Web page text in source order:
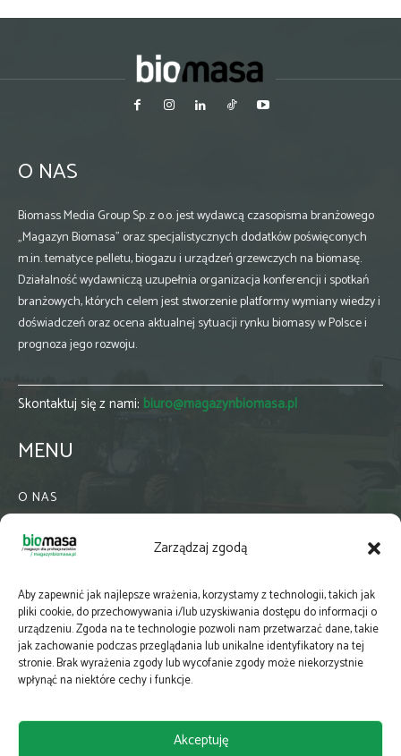
Zarządzaj zgodą
Aby zapewnić jak najlepsze wrażenia, korzystamy z technologii, takich jak
pliki cookie, do przechowywania i/lub uzyskiwania dostępu do informacji o
urządzeniu. Zgoda na te technologie pozwoli nam przetwarzać dane, takie
jak zachowanie podczas przeglądania lub unikalne identyfikatory na tej
stronie. Brak wyrażenia zgody lub wycofanie zgody może niekorzystnie
wpłynąć na niektóre cechy i funkcje.
Akceptuję
O NAS
Biomass Media Group Sp. z o.o. jest wydawcą czasopisma branżowego
„Magazyn Biomasa” oraz specjalistycznych dodatków poświęconych
m.in. tematyce pelletu, biogazu i urządzeń grzewczych na biomasę.
Działalność wydawniczą uzupełnia organizacja konferencji i spotkań
branżowych, których celem jest stworzenie platformy wymiany wiedzy i
doświadczeń oraz ocena aktualnej sytuacji rynku biomasy w Polsce i
prognoza jego rozwoju.
Skontaktuj się z nami: biuro@magazynbiomasa.pl
MENU
O NAS
WSPÓŁPRACA
PRENUMERATA
NEWSLETTER
MAPY
E-WYDANIE